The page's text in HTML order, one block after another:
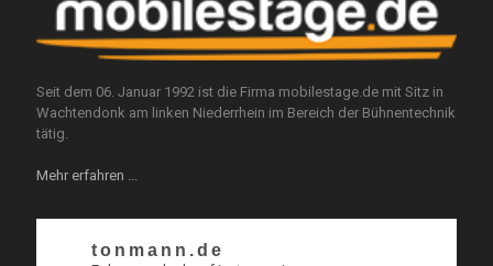
Seit dem 06. Januar 1992 ist die Firma mobilestage.de mit Sitz in
Wachtendonk am linken Niederrhein im Bereich der Bühnentechnik
tätig.
Mehr erfahren ...
tonmann.de